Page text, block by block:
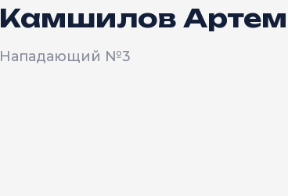
Камшилов Артем
Нападающий №3